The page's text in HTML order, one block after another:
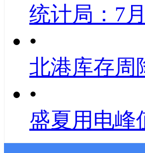
统计局：7
•
北港库存周
•
盛夏用电峰